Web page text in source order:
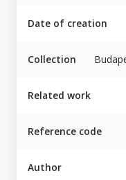
Date of creation
Collection
Related work
Reference code
Author